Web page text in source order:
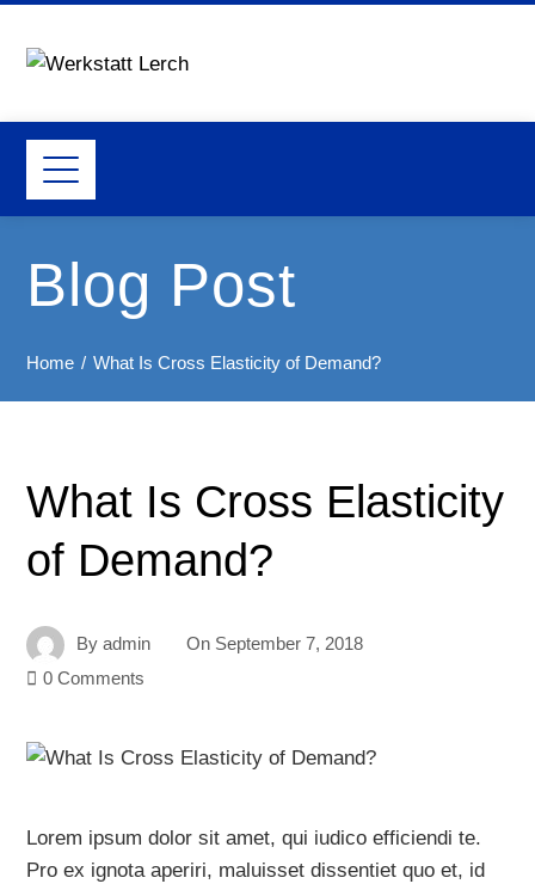
Blog Post
Home What Is Cross Elasticity of Demand?
What Is Cross Elasticity
of Demand?
Byadmin On September 7, 2018
0 Comments
Lorem ipsum dolor sit amet, qui iudico efficiendi te.
Pro ex ignota aperiri, maluisset dissentiet quo et, id